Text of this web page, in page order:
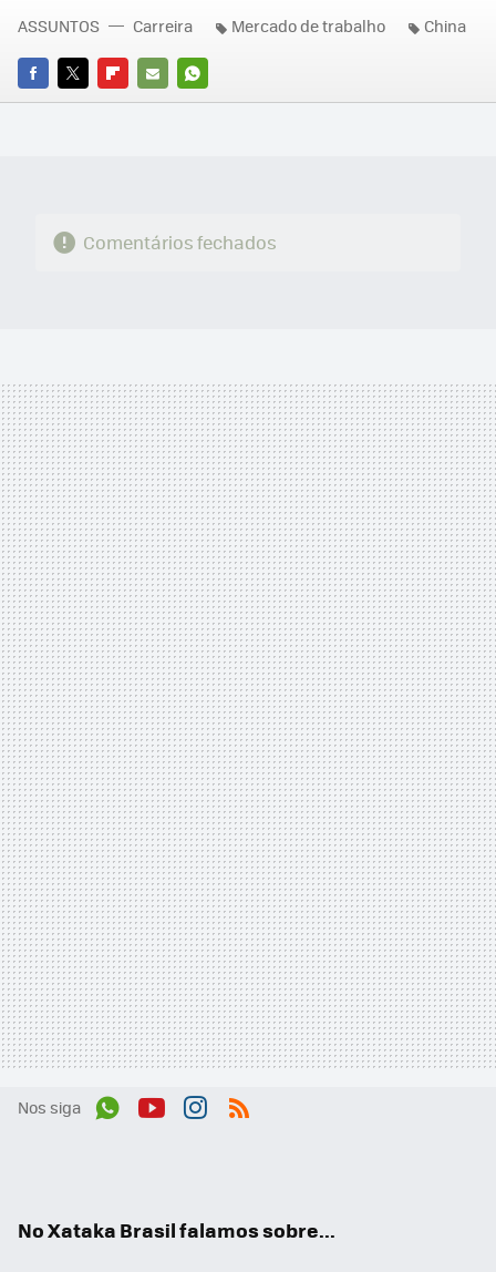
FACEBOOK
TWITTERFLIPBOARD
E-
WHATSAPP
ASSUNTOS Carreira Mercado de trabalho China
Comentários fechados
Nos siga
No Xataka Brasil falamos sobre...